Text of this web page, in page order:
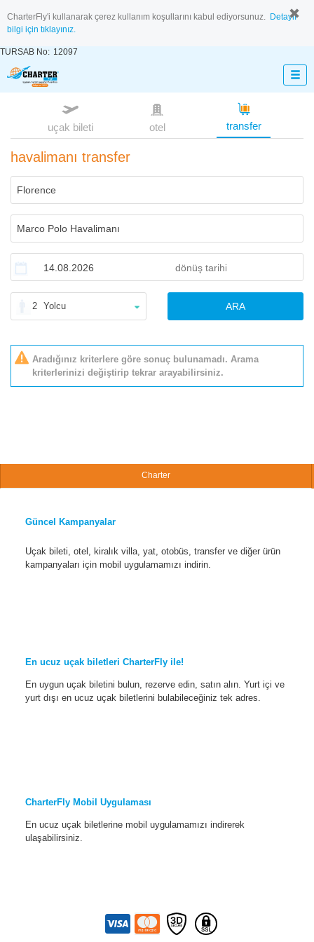
CharterFly'i kullanarak çerez kullanım koşullarını kabul ediyorsunuz. Detaylı
bilgi için tıklayınız.
TURSAB No: 12097
uçak bileti otel transfer
havalimanı transfer
2 Yolcu ARA
Aradığınız kriterlere göre sonuç bulunamadı. Arama
kriterlerinizi değiştirip tekrar arayabilirsiniz.
Charter
Güncel Kampanyalar
Uçak bileti, otel, kiralık villa, yat, otobüs, transfer ve diğer ürün
kampanyaları için mobil uygulamamızı indirin.
En ucuz uçak biletleri CharterFly ile!
En uygun uçak biletini bulun, rezerve edin, satın alın. Yurt içi ve
yurt dışı en ucuz uçak biletlerini bulabileceğiniz tek adres.
CharterFly Mobil Uygulaması
En ucuz uçak biletlerine mobil uygulamamızı indirerek
ulaşabilirsiniz.